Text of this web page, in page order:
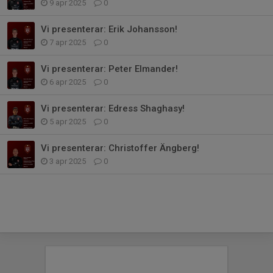
9 apr 2025 0
Vi presenterar: Erik Johansson!
7 apr 2025 0
Vi presenterar: Peter Elmander!
6 apr 2025 0
Vi presenterar: Edress Shaghasy!
5 apr 2025 0
Vi presenterar: Christoffer Ängberg!
3 apr 2025 0